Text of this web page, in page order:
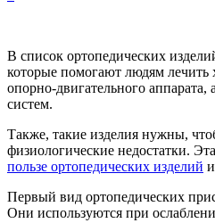
В список ортопедических
которые помогают людям лечить
опорно-двигательного
систем.
Также, такие изделия нужны,
физиологические недостатки.
пользе ортопедических изделий
Первый вид ортопедических
Они используются при